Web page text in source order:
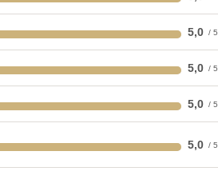
5,0
5,0
5,0
5,0